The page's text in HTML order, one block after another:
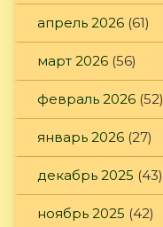
апрель 2026 (61)
март 2026 (56)
февраль 2026 (52)
январь 2026 (27)
декабрь 2025 (43)
ноябрь 2025 (42)